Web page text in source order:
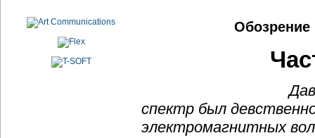
Обозрение
спектр был
электромагнитных